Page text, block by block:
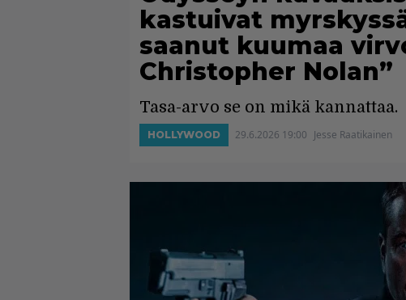
kastuivat
saanut kuumaa
Christopher Nolan”
Tasa-arvo se on mikä kannattaa.
HOLLYWOOD 29.6.2026 19:00 Jesse Raatikainen